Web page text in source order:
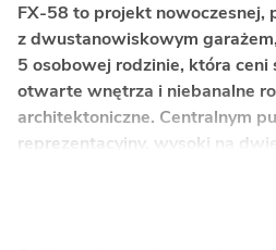
FX-58 to projekt nowoczesnej,
z dwustanowiskowym
5 osobowej rodzinie, która ceni
otwarte wnętrza i niebanalne
architektoniczne. Centralnym
reprezentacyjny, wysoki na
z antresolą, który nadaje